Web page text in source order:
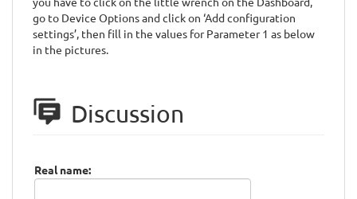
go to Device Options and click on ‘Add configuration
settings’, then fill in the values for Parameter 1 as below
in the pictures.
Discussion
Real name: